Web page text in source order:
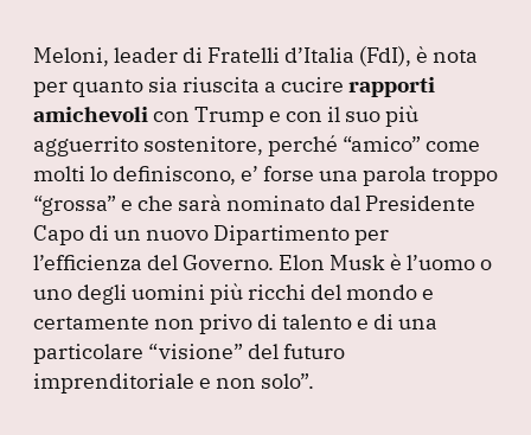
Meloni, leader di Fratelli d’Italia (FdI), è nota
per quanto sia riuscita a cucire rapporti
amichevoli con Trump e con il suo più
agguerrito sostenitore, perché “amico” come
molti lo definiscono, e’ forse una parola troppo
“grossa” e che sarà nominato dal Presidente
Capo di un nuovo Dipartimento per
l’efficienza del Governo. Elon Musk è l’uomo o
uno degli uomini più ricchi del mondo e
certamente non privo di talento e di una
particolare “visione” del futuro
imprenditoriale e non solo”.